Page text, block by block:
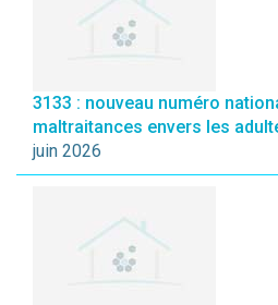
3133 : nouveau numéro
maltraitances envers les
juin 2026